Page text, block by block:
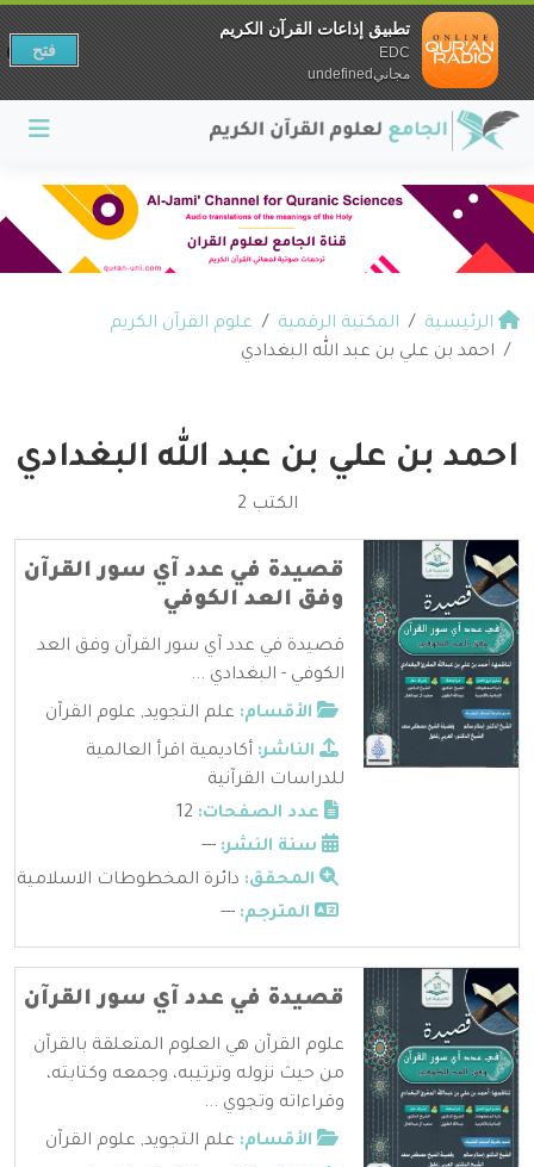
الرئيسية المكتبة الرقمية
علوم القرآن الكريم
احمد بن علي بن عبد الله البغدادي
احمد بن علي بن عبد الله البغدادي
الكتب 2
قصيدة في عدد آي سور القرآن
وفق العد الكوفي
قصيدة في عدد آي سور القرآن وفق العد
الكوفي - البغدادي ...
الأقسام: علم التجويد, علوم القرآن
الناشر: أكاديمية اقرأ العالمية
للدراسات القرآنية
عدد الصفحات:
سنة النشر: ---
المحقق: دائرة المخطوطات الاسلامية
المترجم: ---
قصيدة في عدد آي سور القرآن
علوم القرآن هي العلوم المتعلقة بالقرآن
من حيث نزوله وترتيبه، وجمعه وكتابته،
وقراءاته وتجوي ...
الأقسام: علم التجويد, علوم القرآن
تطبيق إذاعات القرآن الكريم
EDC
مجانيundefined
فتح